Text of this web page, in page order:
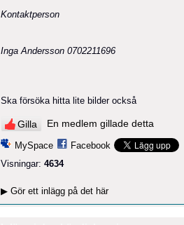
Kontaktperson
Inga Andersson 0702211696
Ska försöka hitta lite bilder också
Gilla En medlem gillade detta
MySpace
Facebook
Visningar: 4634
▶ Gör ett inlägg på det här